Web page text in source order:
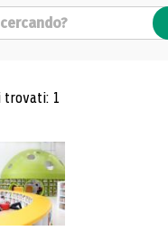
di
trovati: 1